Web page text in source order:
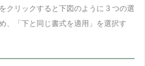
クリックすると下図のように 3 つの選
、「下と同じ書式を適用」を選択す